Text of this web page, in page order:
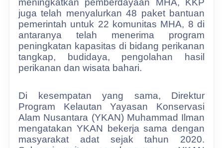
meningkatkan pemberdayaan MHA, KKP
juga telah menyalurkan 48 paket bantuan
pemerintah untuk 22 komunitas MHA, 8 di
antaranya telah menerima program
peningkatan kapasitas di bidang perikanan
tangkap, budidaya, pengolahan hasil
perikanan dan wisata bahari.
Di kesempatan yang sama, Direktur
Program Kelautan Yayasan Konservasi
Alam Nusantara (YKAN) Muhammad Ilman
mengatakan YKAN bekerja sama dengan
masyarakat adat sejak tahun 2020.